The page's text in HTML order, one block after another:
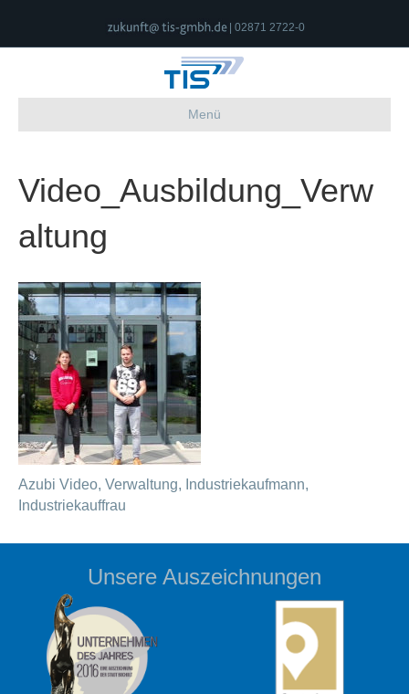
| 02871 2722-0
Menü
Video_Ausbildung_Verw
altung
Azubi Video, Verwaltung, Industriekaufmann,
Industriekauffrau
Unsere Auszeichnungen